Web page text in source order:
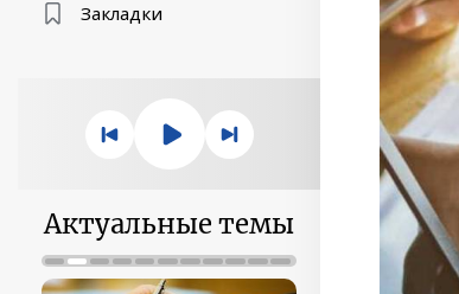
Закладки
Актуальные темы